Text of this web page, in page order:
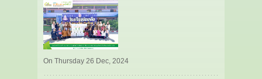
On Thursday 26 Dec, 2024